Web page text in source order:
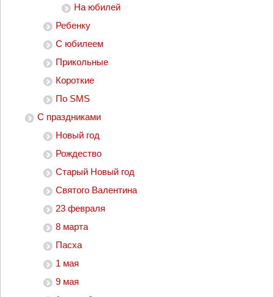
На юбилей
Ребенку
С юбилеем
Прикольные
Короткие
По SMS
С праздниками
Новый год
Рождество
Старый Новый год
Святого Валентина
23 февраля
8 марта
Пасха
1 мая
9 мая